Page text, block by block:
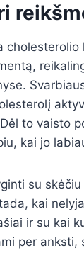
cholesterolio
to vaisto
kai jo
su
kai
ir su kai
per anksti,